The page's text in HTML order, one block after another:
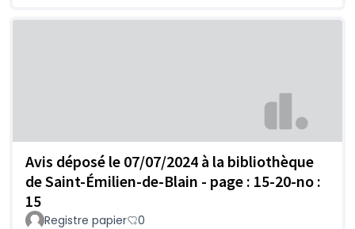
Avis déposé le 07/07/2024 à la bibliothèque
de Saint-Émilien-de-Blain - page : 15-20-no :
15
Registre papier 0